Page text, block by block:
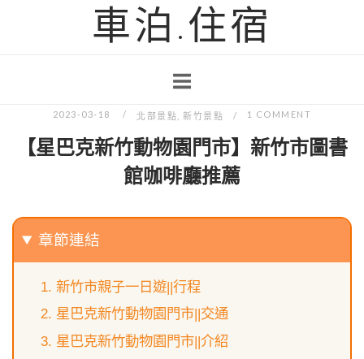
車泊.住宿
2023-03-18 北部景點 新竹景點 1 COMMENT
【星巴克新竹動物園門市】新竹市圖書
館咖啡廳推薦
章節連結
新竹市親子一日遊||行程
星巴克新竹動物園門市||交通
星巴克新竹動物園門市||介紹